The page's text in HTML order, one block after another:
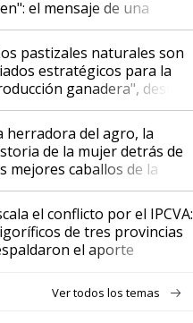
el mensaje de una
uruguaya sobre las
que se abren
el agro en Argentina, con
en la carne
pastizales naturales son
estratégicos para la
ganadera", destaca
iniciativa que ya reúne a 46
en Argentina
herradora del agro, la
de la mujer detrás de
mejores caballos de la
y los mitos que
hacen sufrir a estos
"Mientras me
yo seguí
currículum"
el conflicto por el IPCVA:
de tres provincias
el aporte
Ver todos los temas